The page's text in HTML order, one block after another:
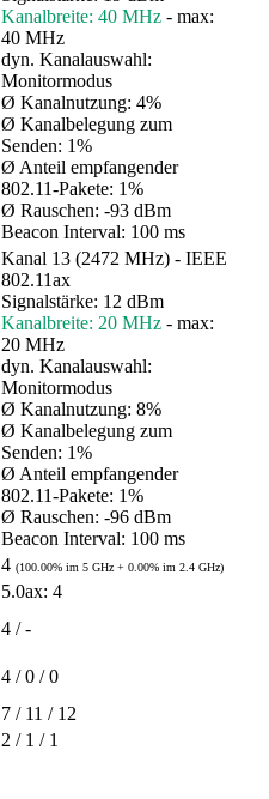
Kanalbreite: 40 MHz - max:
40 MHz
dyn. Kanalauswahl:
Monitormodus
Ø Kanalnutzung: 4%
Ø Kanalbelegung zum
Senden: 1%
Ø Anteil empfangender
802.11-Pakete: 1%
Ø Rauschen: -93 dBm
Beacon Interval: 100 ms
Kanal 13 (2472 MHz) - IEEE
802.11ax
Signalstärke: 12 dBm
Kanalbreite: 20 MHz - max:
20 MHz
dyn. Kanalauswahl:
Monitormodus
Ø Kanalnutzung: 8%
Ø Kanalbelegung zum
Senden: 1%
Ø Anteil empfangender
802.11-Pakete: 1%
Ø Rauschen: -96 dBm
Beacon Interval: 100 ms
4 (100.00% im 5 GHz + 0.00% im 2.4 GHz)
5.0ax: 4
4 / -
4 / 0 / 0
7 / 11 / 12
2 / 1 / 1